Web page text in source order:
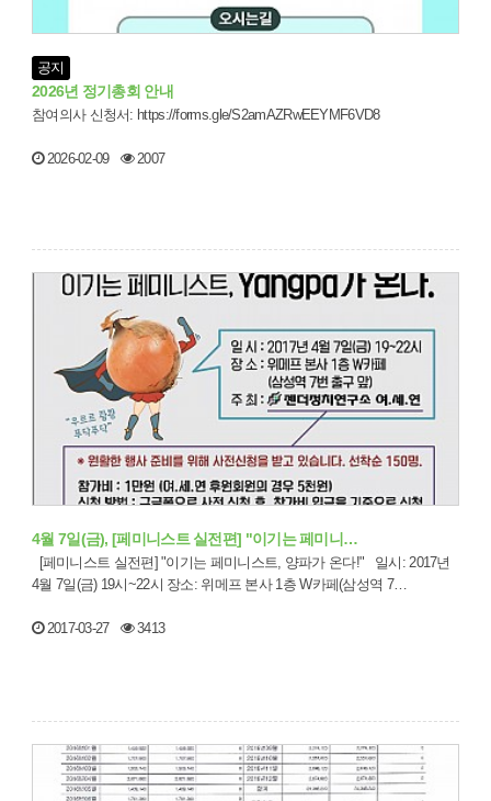
공지
2026년 정기총회 안내
2026-02-09 2007
4월 7일(금), [페미니스트 실전편] "이기는 페미니…
4월 7일(금) 19시~22시 장소: 위메프 본사 1층 W카페(삼성역 7…
2017-03-27 3413